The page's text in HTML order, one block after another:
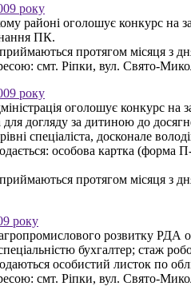
року
районі оголошує конкурс на
ПК.
протягом місяця з
смт. Ріпки, вул. Свято-
року
оголошує конкурс на
догляду за дитиною до
спеціаліста, досконале
особова картка (форма
протягом місяця з
року
розвитку РДА
бухгалтер; стаж
особистий листок по
смт. Ріпки, вул. Свято-